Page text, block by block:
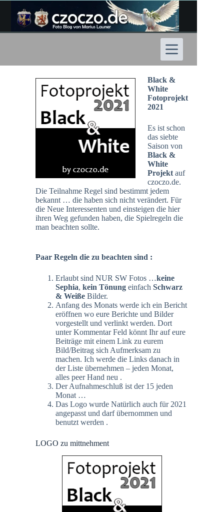
Inhalt
springen
Black &
White
Fotoprojekt
2021
Es ist schon
das siebte
Saison von
Black &
White
Projekt auf
czoczo.de.
Die Teilnahme Regel sind bestimmt jedem
bekannt … die haben sich nicht verändert. Für
die Neue Interessenten und einsteigen die hier
ihren Weg gefunden haben, die Spielregeln die
man beachten sollte.
Paar Regeln die zu beachten sind :
Erlaubt sind NUR SW Fotos …keine
Sephia,kein Tönung einfachSchwarz
& Weiße Bilder.
Anfang des Monats werde ich ein Bericht
eröffnen wo eure Berichte und Bilder
vorgestellt und verlinkt werden. Dort
unter Kommentar Feld könnt Ihr auf eure
Beiträge mit einem Link zu eurem
Bild/Beitrag sich Aufmerksam zu
machen. Ich werde die Links danach in
der Liste übernehmen – jeden Monat,
alles peer Hand neu .
Der Aufnahmeschluß ist der 15 jeden
Monat …
Das Logo wurde Natürlich auch für 2021
angepasst und darf übernommen und
benutzt werden .
LOGO zu mittnehment